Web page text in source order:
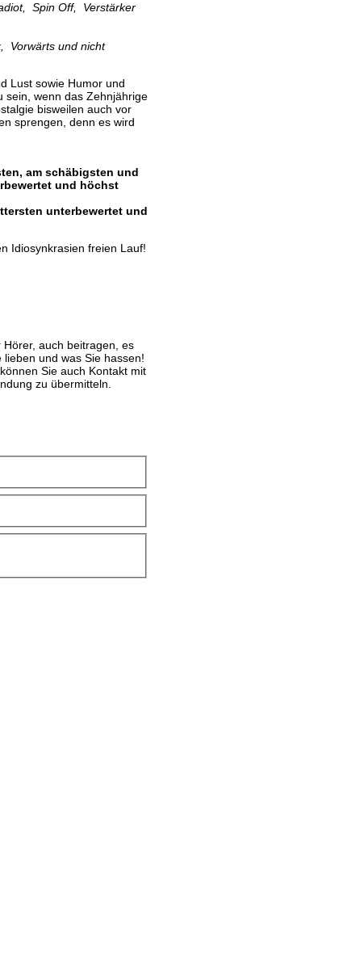
Spin Off, Verstärker
Vorwärts und nicht
Lust sowie Humor und
sein, wenn das Zehnjährige
bisweilen auch vor
sprengen, denn es wird
am schäbigsten und
und höchst
unterbewertet und
Idiosynkrasien freien Lauf!
auch beitragen, es
und was Sie hassen!
Sie auch Kontakt mit
zu übermitteln.